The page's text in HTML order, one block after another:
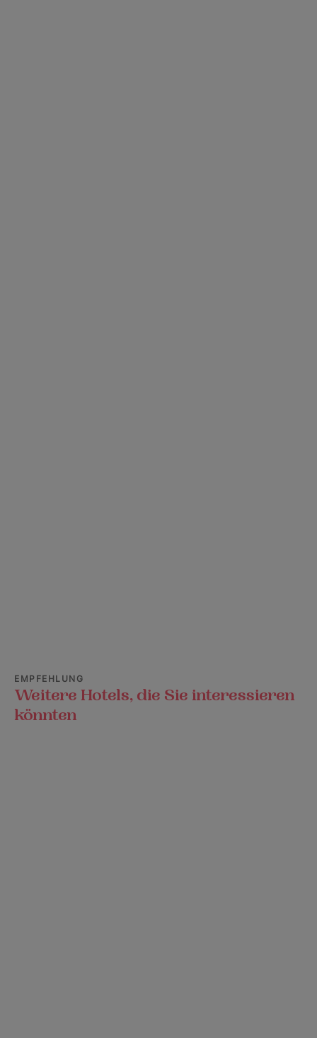
EMPFEHLUNG
Weitere Hotels, die Sie interessieren
könnten